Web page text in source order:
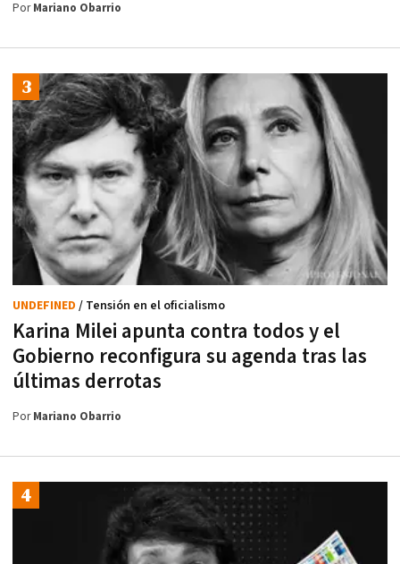
PorMariano Obarrio
Karina Milei apunta contra todos y el
Gobierno reconfigura su agenda tras las
últimas derrotas
UNDEFINED / Tensión en el oficialismo
PorMariano Obarrio